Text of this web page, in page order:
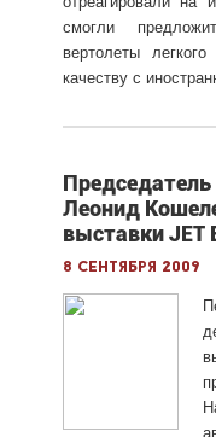
смогли
вертолеты
качеству с
Леонид
выставки JET
8 сентября 2009